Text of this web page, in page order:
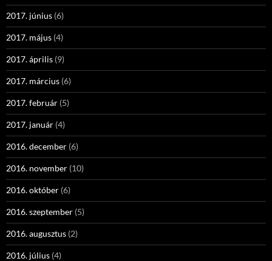
2017. június (6)
2017. május (4)
2017. április (9)
2017. március (6)
2017. február (5)
2017. január (4)
2016. december (6)
2016. november (10)
2016. október (6)
2016. szeptember (5)
2016. augusztus (2)
2016. július (4)